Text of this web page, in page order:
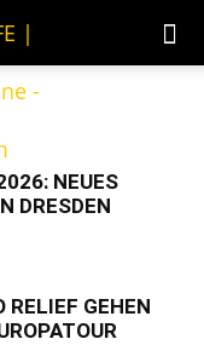
NEUES
DRESDEN
RELIEF GEHEN